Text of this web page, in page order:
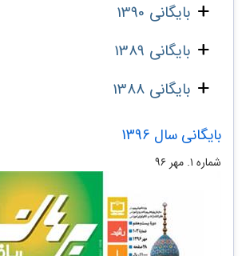
بایگانی 1390
بایگانی 1389
بایگانی 1388
بایگانی سال 1396
شماره ۱. مهر ۹۶